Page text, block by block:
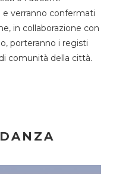
e verranno confermati
in collaborazione con
porteranno i registi
comunità della città.